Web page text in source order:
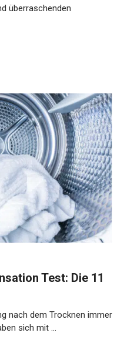
überraschenden
Test: Die 11
nach dem Trocknen immer
sich mit …